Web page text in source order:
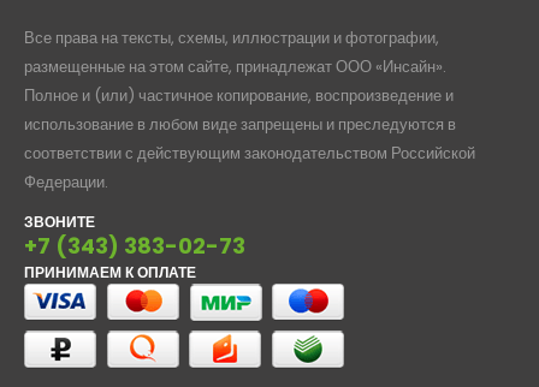
Все права на тексты, схемы, иллюстрации и фотографии,
размещенные на этом сайте, принадлежат ООО «Инсайн».
Полное и (или) частичное копирование, воспроизведение и
использование в любом виде запрещены и преследуются в
соответствии с действующим законодательством Российской
Федерации.
ЗВОНИТЕ
+7 (343) 383-02-73
ПРИНИМАЕМ К ОПЛАТЕ